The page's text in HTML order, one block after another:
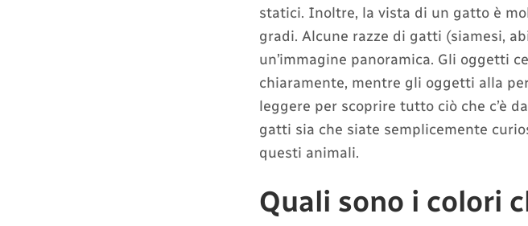
statici. Inoltre, la vista di un gatto è
gradi. Alcune razze di gatti (siamesi,
un’immagine panoramica. Gli oggetti
chiaramente, mentre gli oggetti alla
leggere per scoprire tutto ciò che c’è
gatti sia che siate semplicemente
questi animali.
Quali sono i colori